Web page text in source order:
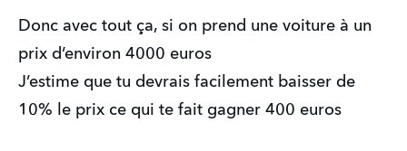
Donc avec tout ça, si on prend une voiture à un
prix d’environ 4000 euros
J’estime que tu devrais facilement baisser de
10% le prix ce qui te fait gagner 400 euros